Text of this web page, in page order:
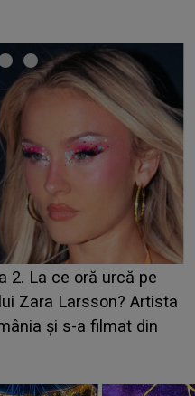
din "Casa Iubirii" l-a
CINE ESTE
Aflându-se în fața
IMEDIAT: "Am